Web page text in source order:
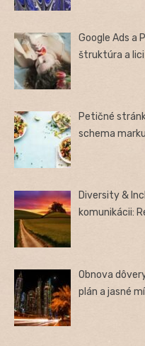
Google Ads a
štruktúra a
Petičné
schema
Diversity &
komunikácii:
Obnova
plán a jasné